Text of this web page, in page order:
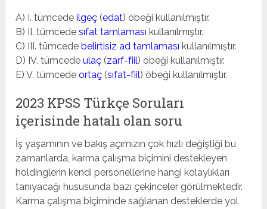
A) I. tümcedeilgeç (edat) öbeği kullanılmıştır.
B) II. tümcedesıfat tamlaması kullanılmıştır.
C) III. tümcede belirtisiz ad tamlaması kullanılmıştır.
D) IV. tümcedeulaç (zarf-fiil) öbeği kullanılmıştır.
E) V. tümcedeortaç (sıfat-fiil) öbeği kullanılmıştır.
2023 KPSS Türkçe Soruları
içerisinde hatalı olan soru
İş yaşamının ve bakış açımızın çok hızlı değiştiği bu
zamanlarda, karma çalışma biçimini destekleyen
holdinglerin kendi personellerine hangi kolaylıkları
tanıyacağı hususunda bazı çekinceler görülmektedir.
Karma çalışma biçiminde sağlanan desteklerde yol